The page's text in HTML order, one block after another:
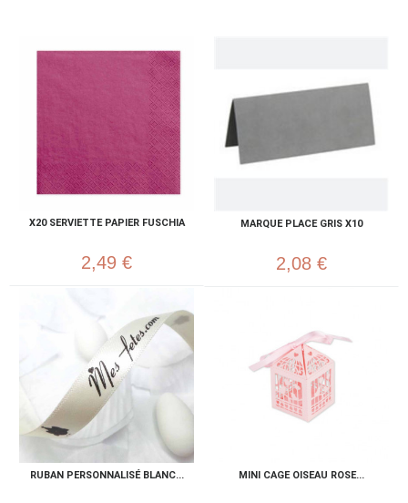
X20 SERVIETTE PAPIER FUSCHIA
2,49 €
MARQUE PLACE GRIS X10
2,08 €
RUBAN PERSONNALISÉ BLANC... MINI CAGE OISEAU ROSE...